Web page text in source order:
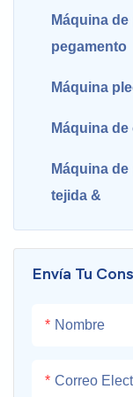
Máquina
pegamento
Máquina
Máquina
Máquina
tejida &
Envía Tu
Nombre
Correo